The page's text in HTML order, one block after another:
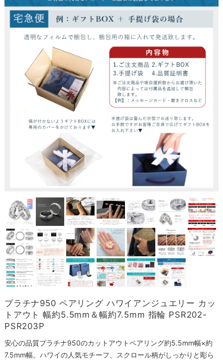
プラチナ950 ペアリング ハワイアンジュエリー カッ
トアウト 幅約5.5mm＆幅約7.5mm 指輪 PSR202-
PSR203P
安心の品質プラチナ950のカットアウトペアリング約5.5mm幅×約
7.5mm幅。ハワイの人気モチーフ、スクロール柄がしっかりと彫ら